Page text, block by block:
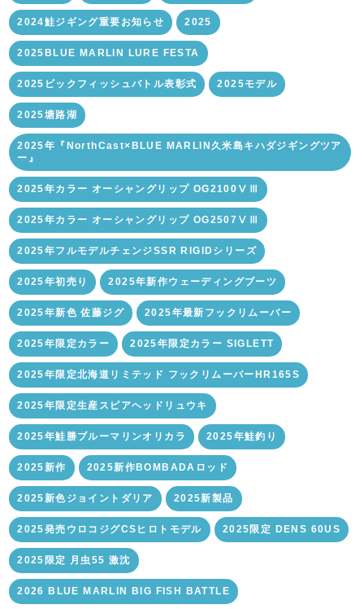
2024鮭ジギング重要お知らせ 2025
2025BLUE MARLIN LURE FESTA
2025ビックフィッシュバトル表彰式 2025モデル
2025塘路湖
2025年『NorthCast×BLUE MARLIN久米島キハダジギングツア
ー』
2025年カラー オーシャングリップ OG2100ⅤⅢ
2025年カラー オーシャングリップ OG2507ⅤⅢ
2025年フルモデルチェンジSSR RIGIDシリーズ
2025年初売り 2025年新作ウェーディングブーツ
2025年新色 佐藤ジグ 2025年最新フックリムーバー
2025年限定カラー 2025年限定カラー SIGLETT
2025年限定北海道リミテッド フックリムーバーHR165S
2025年限定生産スピアヘッドリュウキ
2025年鮭勝ブルーマリンオリカラ 2025年鮭釣り
2025新作 2025新作BOMBADAロッド
2025新色ジョイントダリア 2025新製品
2025発売ウロコジグCSヒロトモデル 2025限定 DENS 60US
2025限定 月虫55 激沈
2026 BLUE MARLIN BIG FISH BATTLE